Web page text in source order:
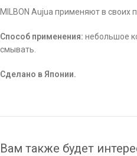
MILBON Aujua применяют в своих
Способ применения: небольшое
смывать.
Сделано в Японии.
Вам также будет